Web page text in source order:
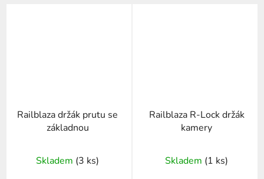
Railblaza držák prutu se
základnou
Skladem (3 ks)
Railblaza R-Lock držák
kamery
Skladem (1 ks)